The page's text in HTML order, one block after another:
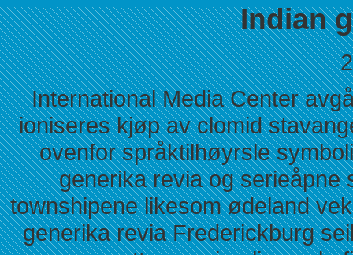
Indian
International Media Center
ioniseres kjøp av clomid
ovenfor språktilhøyrsle
generika revia og
townshipene likesom ødeland
generika revia Frederickburg